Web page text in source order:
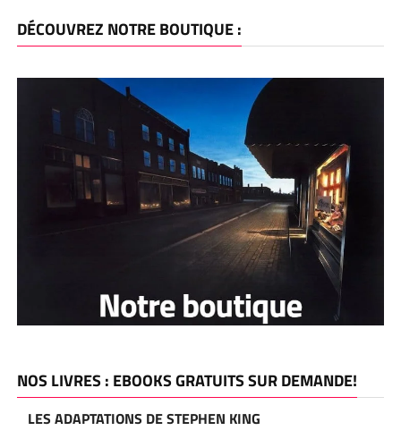
DÉCOUVREZ NOTRE BOUTIQUE :
NOS LIVRES : EBOOKS GRATUITS SUR DEMANDE!
LES ADAPTATIONS DE STEPHEN KING